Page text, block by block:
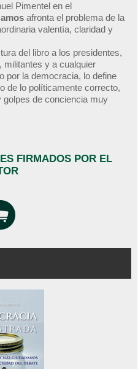
Pimentel en el
afronta el problema de la
valentía, claridad y
del libro a los presidentes,
y a cualquier
por la democracia, lo define
de lo políticamente correcto,
de conciencia muy
FIRMADOS POR EL